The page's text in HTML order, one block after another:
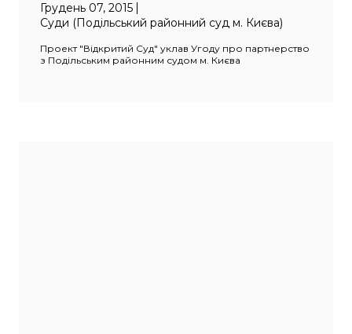
Грудень 07, 2015
Суди (Подільський районний суд м. Києва)
Проект "Відкритий Суд" уклав Угоду про партнерство
з Подільським районним судом м. Києва